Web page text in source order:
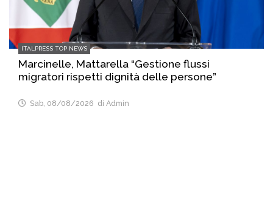
ITALPRESS TOP NEWS
Marcinelle, Mattarella “Gestione flussi
migratori rispetti dignità delle persone”
Sab, 08/08/2026 di Admin